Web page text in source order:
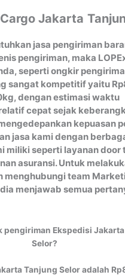
Jakarta
jasa pengiriman
pengiriman, maka
seperti ongkir
sangat kompetitif yaitu
dengan estimasi waktu
cepat sejak
kepuasan
jasa kami dengan
miliki seperti layanan door
asuransi. Untuk
menghubungi team
menjawab semua
pengiriman Ekspedisi
Selor?
Tanjung Selor adalah